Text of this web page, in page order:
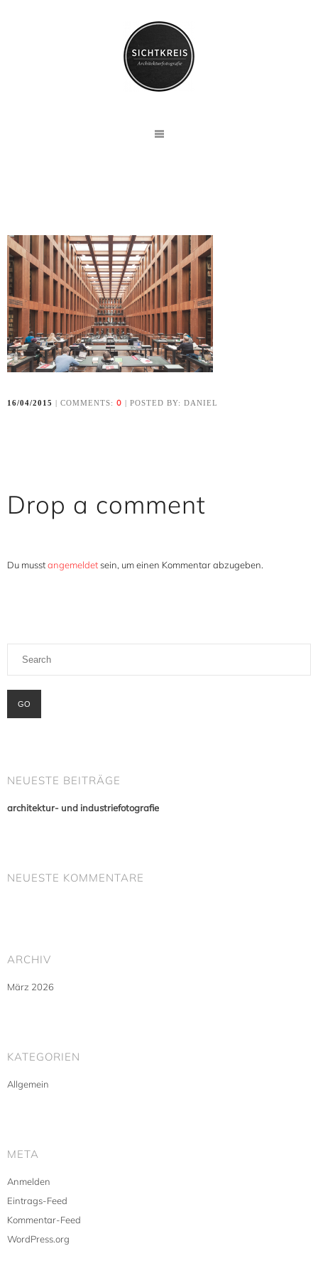
16/04/2015 | COMMENTS: 0 | POSTED BY: DANIEL
Drop a comment
Du musstangemeldet sein, um einen Kommentar abzugeben.
NEUESTE BEITRÄGE
architektur- und industriefotografie
NEUESTE KOMMENTARE
ARCHIV
März 2026
KATEGORIEN
Allgemein
META
Anmelden
Eintrags-Feed
Kommentar-Feed
WordPress.org